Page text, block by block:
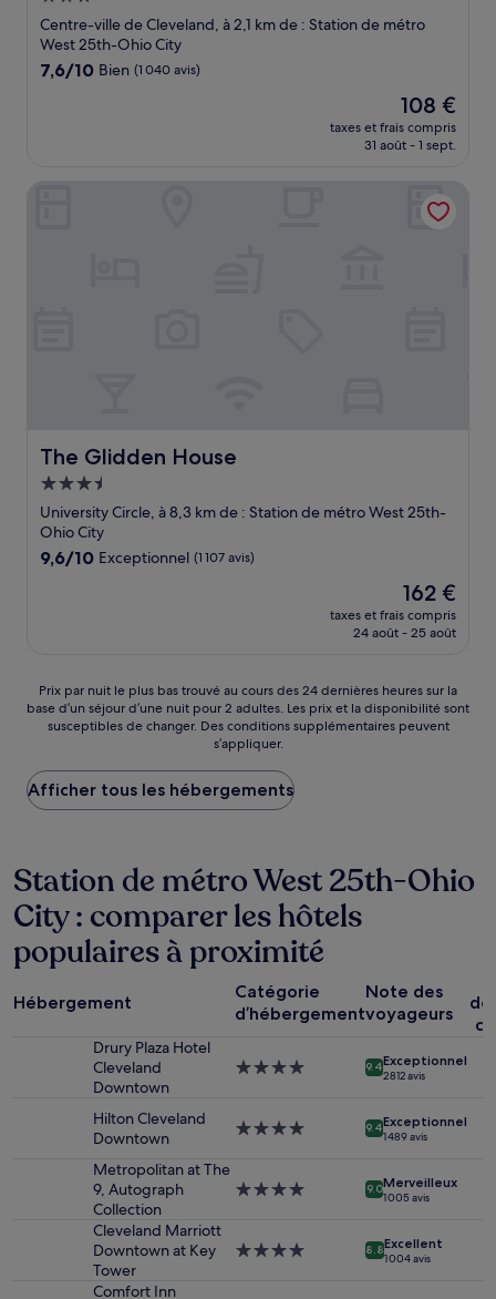
3.0 étoiles
Centre-ville de Cleveland, à 2,1 km de : Station de métro
West 25th-Ohio City
7.6
7,6/10 Bien (1 040 avis)
Le
nouveau
prix
de
108 €
108 €
taxes et frais compris
31 août - 1 sept.
The Glidden House
The Glidden House
Hébergement
3.5 étoiles
University Circle, à 8,3 km de : Station de métro West 25th-
Ohio City
9.6
9,6/10 Exceptionnel (1 107 avis)
Le
nouveau
prix
162 €
162 €
taxes et frais compris
24 août - 25 août
Prix
par
nuit
plus
bas
trouvé
des
24 dernières
heures
sur
la
base
séjour
disponibilité
susceptibles
Prix par nuit le plus bas trouvé au cours des 24 dernières heures sur la
base d’un séjour d’une nuit pour 2 adultes. Les prix et la disponibilité sont
susceptibles de changer. Des conditions supplémentaires peuvent
s’appliquer.
Afficher tous les hébergements
Station de métro West 25th-Ohio
City : comparer les hôtels
populaires à proximité
Hébergement
Catégorie
d’hébergement
Note des
voyageurs
Drury Plaza Hotel
Cleveland
Downtown
Hébergement
9.4Exceptionnel
2 812 avis
Hilton Cleveland
Downtown
Hébergement
9.4Exceptionnel
1 489 avis
Metropolitan at The
9, Autograph
Collection
Hébergement
9.0Merveilleux
1 005 avis
Cleveland Marriott
Downtown at Key
Tower
Hébergement
8.8Excellent
1 004 avis
Comfort Inn